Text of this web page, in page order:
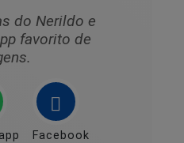
do Nerildo e
favorito de
Facebook